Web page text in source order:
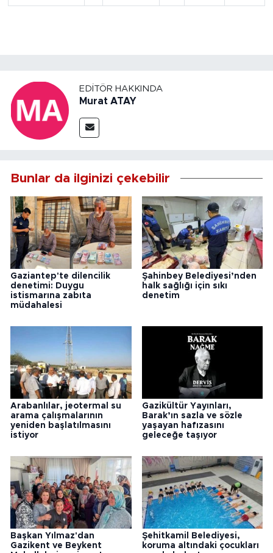
EDITÖR HAKKINDA
Murat ATAY
Bunlar da ilginizi çekebilir
Gaziantep'te dilencilik
denetimi: Duygu
istismarına zabıta
müdahalesi
Şahinbey Belediyesi’nden
halk sağlığı için sıkı
denetim
Arabanlılar, jeotermal su
arama çalışmalarının
yeniden başlatılmasını
istiyor
Gazikültür Yayınları,
Barak’ın sazla ve sözle
yaşayan hafızasını
geleceğe taşıyor
Başkan Yılmaz'dan
Gazikent ve Beykent
Şehitkamil Belediyesi,
koruma altındaki çocukları